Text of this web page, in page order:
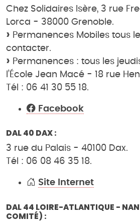
Chez Solidaires Isère, 3 rue
Lorca - 38000 Grenoble.
Permanences Mobiles tous
contacter.
Permanences : tous les
l’École Jean Macé - 18 rue
Tél : 06 41 30 55 18.
Facebook
DAL 40 DAX :
3 rue du Palais - 40100 Dax.
Tél : 06 08 46 35 18.
Site Internet
DAL 44 LOIRE-ATLANTIQUE -
COMITÉ) :